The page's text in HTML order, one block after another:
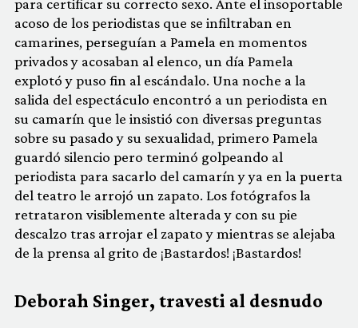
acoso de los periodistas que se infiltraban en
camarines, perseguían a Pamela en momentos
privados y acosaban al elenco, un día Pamela
explotó y puso fin al escándalo. Una noche a la
salida del espectáculo encontró a un periodista en
su camarín que le insistió con diversas preguntas
sobre su pasado y su sexualidad, primero Pamela
guardó silencio pero terminó golpeando al
periodista para sacarlo del camarín y ya en la puerta
del teatro le arrojó un zapato. Los fotógrafos la
retrataron visiblemente alterada y con su pie
descalzo tras arrojar el zapato y mientras se alejaba
de la prensa al grito de ¡Bastardos! ¡Bastardos!
Deborah Singer, travesti al desnudo